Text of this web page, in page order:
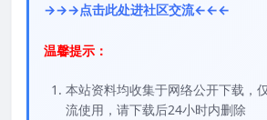
→→→点击此处进社区交流←←←
温馨提示：
本站资料均收集于网络公开下载，
流使用，请下载后24小时内删除